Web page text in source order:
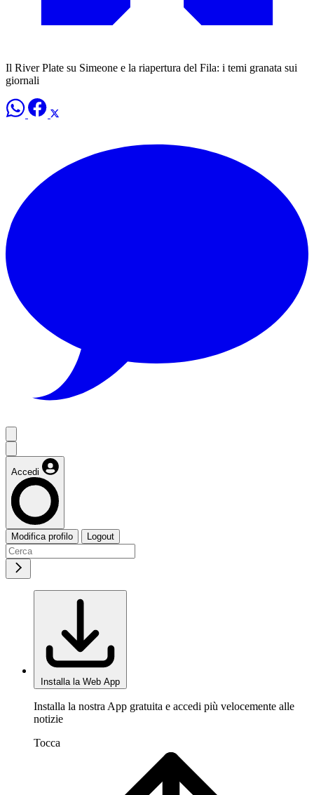
Il River Plate su Simeone e la riapertura del Fila: i temi granata sui
giornali
Accedi
Modifica profilo Logout
Installa la Web App
Installa la nostra App gratuita e accedi più velocemente alle
notizie
Tocca